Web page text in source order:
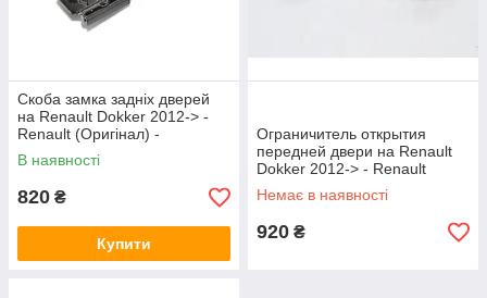
Скоба замка задніх дверей
на Renault Dokker 2012-> -
Renault (Оригінал) -
905746220R
В наявності
820 ₴
Купити
Ограничитель открытия
передней двери на Renault
Dokker 2012-> - Renault
(Оригинал) — 804304825R
Немає в наявності
920 ₴